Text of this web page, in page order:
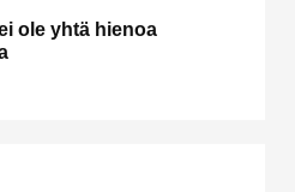
ole yhtä hienoa